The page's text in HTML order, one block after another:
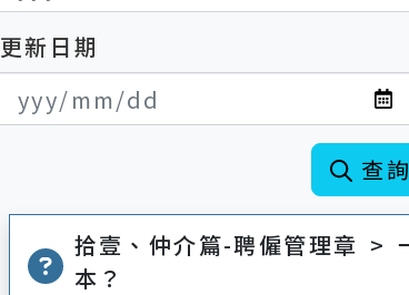
更新日期
更新日期開始
更新日期結束
查詢
拾壹、仲介篇-聘僱管理章 >
本？